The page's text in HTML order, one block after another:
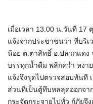
เมื่อเวลา 13.00 น.วันที่ 17
แจ้งจากประชาชนว่า ที่บริ
น้อย ต.ตาสิทธิ์ อ.ปลวกแดง
บรรทุกน้ำดื่ม พลิกคว่ำ หงา
แจ้งจึงรุดไปตรวจสอบทันที
ส่วนที่เป็นตู้ทึบหลลุดออกจา
กระจัดกระจายไปทั่ว กู้ภัยจึ